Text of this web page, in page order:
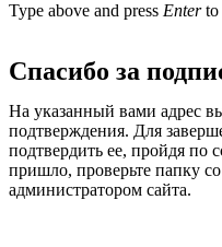
Type above and press Enterto
Спасибо за
На указанный вами адрес
подтверждения. Для
подтвердить ее, пройдя по
пришло, проверьте папку
администратором сайта.